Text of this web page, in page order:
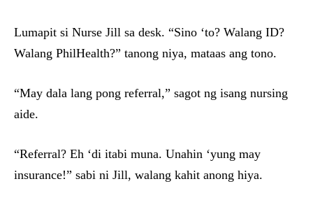
Lumapit si Nurse Jill sa desk. “Sino ‘to? Walang ID?
Walang PhilHealth?” tanong niya, mataas ang tono.
“May dala lang pong referral,” sagot ng isang nursing
aide.
“Referral? Eh ‘di itabi muna. Unahin ‘yung may
insurance!” sabi ni Jill, walang kahit anong hiya.